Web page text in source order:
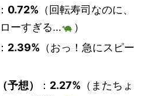
： 0.72% （回転寿司なのに、
ーすぎる…
）
： 2.39% （おっ！急にスピー
想）
： 2.27% （またちょ